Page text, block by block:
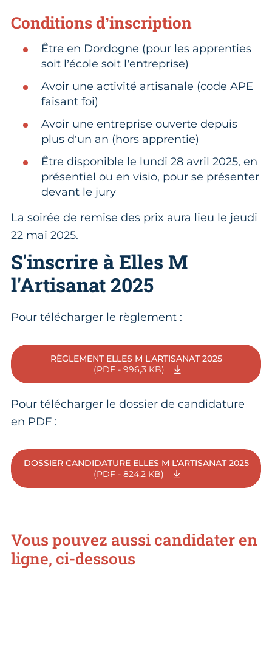
Conditions d’inscription
Être en Dordogne (pour les apprenties
soit l’école soit l’entreprise)
Avoir une activité artisanale (code APE
faisant foi)
Avoir une entreprise ouverte depuis
plus d’un an (hors apprentie)
Être disponible le lundi 28 avril 2025, en
présentiel ou en visio, pour se présenter
devant le jury
La soirée de remise des prix aura lieu le jeudi
22 mai 2025.
S'inscrire à Elles M
l'Artisanat 2025
Pour télécharger le règlement :
RÈGLEMENT ELLES M L'ARTISANAT 2025
(PDF - 996,3 KB)
Pour télécharger le dossier de candidature
en PDF :
DOSSIER CANDIDATURE ELLES M L'ARTISANAT 2025
(PDF - 824,2 KB)
Vous pouvez aussi candidater en
ligne, ci-dessous